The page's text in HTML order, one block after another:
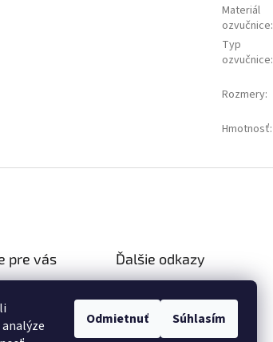
Odmietnuť Súhlasím
Materiál
ozvučnice:
Typ
ozvučnice:
Rozmery:
Hmotnosť:
pre vás
osobných
Ďalšie odkazy
Doprava a platba